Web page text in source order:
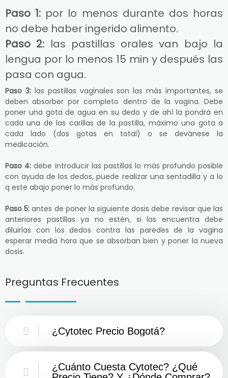
Paso 1: por lo menos durante dos horas
no debe haber ingerido alimento.
Paso 2: las pastillas orales van bajo la
lengua por lo menos 15 min y después las
pasa con agua.
Paso 3:las pastillas vaginales son las más importantes, se
deben absorber por completo dentro de la vagina. Debe
poner una gota de agua en su dedo y de ahí la pondrá en
cada una de las carillas de la pastilla, máximo una gota a
cada lado (dos gotas en total) o se devánese la
medicación.
Paso 4: debe introducir las pastillas lo más profundo posible
con ayuda de los dedos, puede realizar una sentadilla y a lo
q este abajo poner lo más profundo.
Paso 5: antes de poner la siguiente dosis debe revisar que las
anteriores pastillas ya no estén, si las encuentra debe
diluirlas con los dedos contra las paredes de la vagina
esperar media hora que se absorban bien y poner la nueva
dosis.
Preguntas Frecuentes
¿Cytotec Precio Bogotá?
¿Cuánto Cuesta Cytotec? ¿Qué